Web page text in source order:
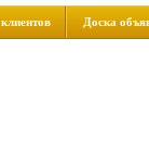
Доска